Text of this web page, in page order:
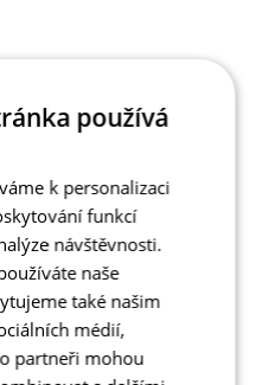
používá
k personalizaci
funkcí
návštěvnosti.
naše
také našim
médií,
partneři mohou